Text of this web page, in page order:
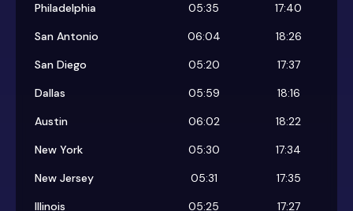
Philadelphia
05:35
17:40
San Antonio
06:04
18:26
San Diego
05:20
17:37
Dallas
05:59
18:16
Austin
06:02
18:22
New York
05:30
17:34
New Jersey
05:31
17:35
Illinois
05:25
17:27